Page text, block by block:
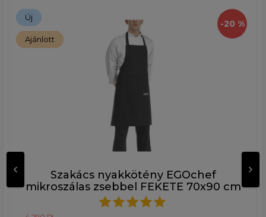
-20 %
Új
Ajánlott
Szakács nyakkötény EGOchef
mikroszálas zsebbel FEKETE 70x90 cm